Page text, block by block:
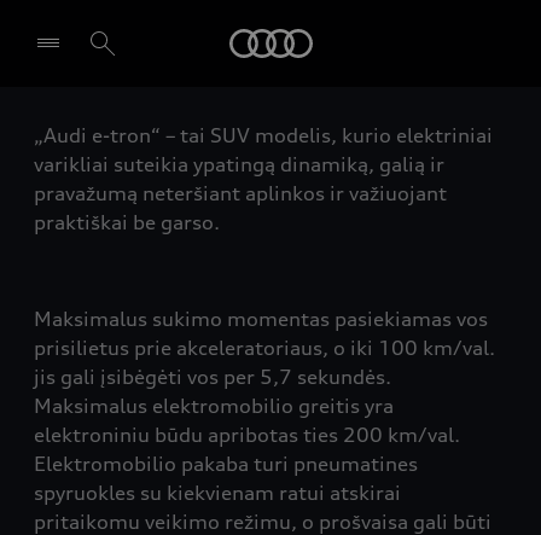
Pasirinkti atstovybę
„Audi e-tron“ – tai SUV modelis, kurio elektriniai
varikliai suteikia ypatingą dinamiką, galią ir
pravažumą neteršiant aplinkos ir važiuojant
praktiškai be garso.
Maksimalus sukimo momentas pasiekiamas vos
prisilietus prie akceleratoriaus, o iki 100 km/val.
jis gali įsibėgėti vos per 5,7 sekundės.
Maksimalus elektromobilio greitis yra
elektroniniu būdu apribotas ties 200 km/val.
Elektromobilio pakaba turi pneumatines
spyruokles su kiekvienam ratui atskirai
pritaikomu veikimo režimu, o prošvaisa gali būti